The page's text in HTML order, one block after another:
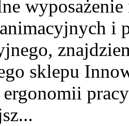
i
sklepu